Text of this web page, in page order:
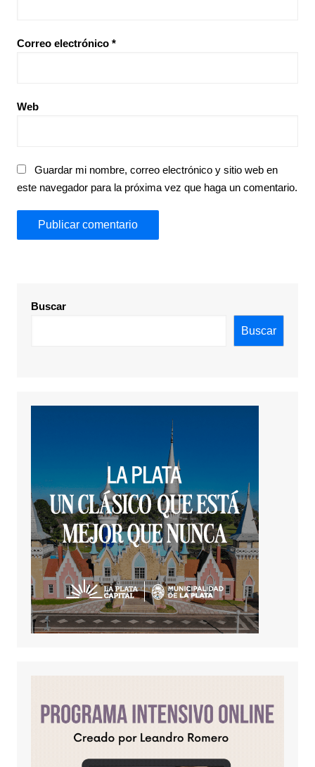
Correo electrónico *
Web
Guardar mi nombre, correo electrónico y sitio web en
este navegador para la próxima vez que haga un comentario.
Buscar
Buscar